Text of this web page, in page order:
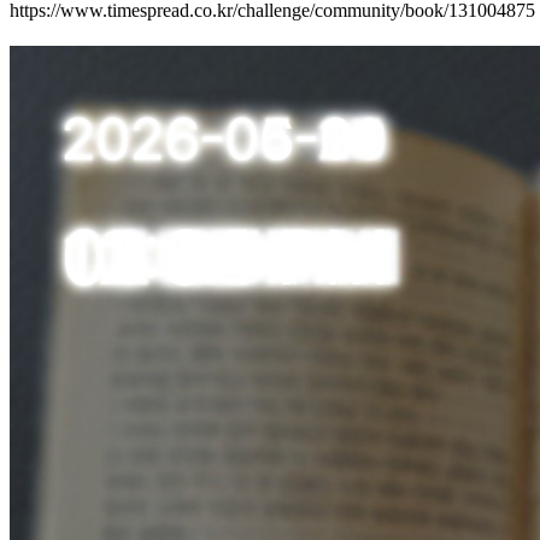
https://www.timespread.co.kr/challenge/community/book/131004875